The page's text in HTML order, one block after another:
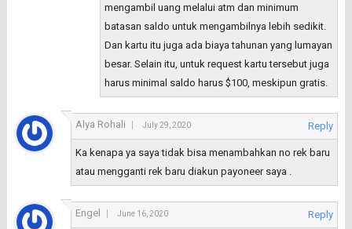
mengambil uang melalui atm dan minimum
batasan saldo untuk mengambilnya lebih sedikit.
Dan kartu itu juga ada biaya tahunan yang lumayan
besar. Selain itu, untuk request kartu tersebut juga
harus minimal saldo harus $100, meskipun gratis.
Alya Rohali July 29, 2020 Reply
Ka kenapa ya saya tidak bisa menambahkan no rek baru
atau mengganti rek baru diakun payoneer saya .
Engel June 16, 2020 Reply